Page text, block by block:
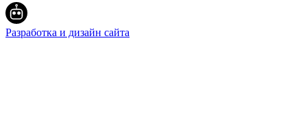
Разработка и дизайн сайта